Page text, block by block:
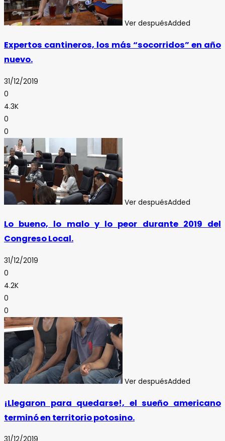
Ver despuésAdded
Expertos cantineros, los más “socorridos” en año
nuevo.
31/12/2019
0
4.3K
0
0
Ver despuésAdded
Lo bueno, lo malo y lo peor durante 2019 del
Congreso Local.
31/12/2019
0
4.2K
0
0
Ver despuésAdded
¡Llegaron para quedarse!, el sueño americano
terminó en territorio potosino.